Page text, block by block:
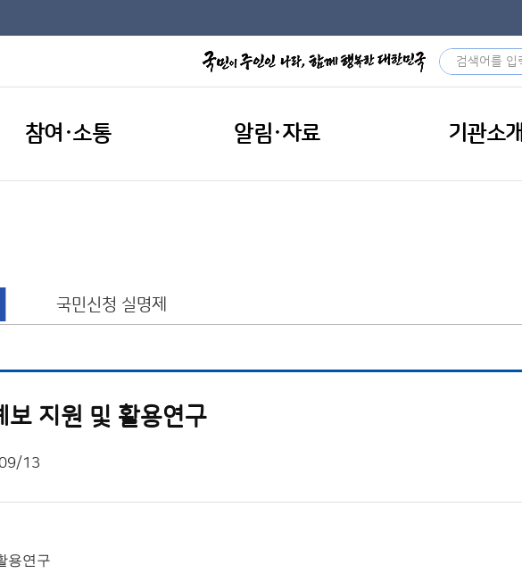
참여·소통 알림·자료 기관소개
국민신청 실명제
지원 및 활용연구
13
용연구